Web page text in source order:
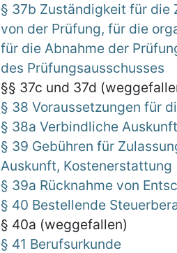
§ 37b Zuständigkeit für die
von der Prüfung, für die
für die Abnahme der
des Prüfungsausschusses
§§ 37c und 37d
§ 38 Voraussetzungen für
§ 38a Verbindliche Auskunft
§ 39 Gebühren für
Auskunft, Kostenerstattung
§ 39a Rücknahme von
§ 40 Bestellende
§ 40a (weggefallen)
§ 41 Berufsurkunde